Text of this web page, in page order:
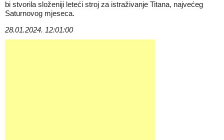
bi stvorila složeniji leteći stroj za istraživanje Titana, najvećeg
Saturnovog mjeseca.
28.01.2024. 12:01:00